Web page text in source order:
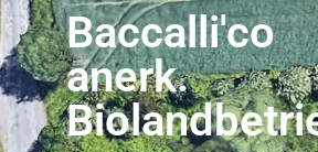
Baccalli'co
anerk.